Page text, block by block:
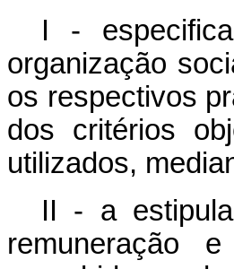
I -
organização
os respectivos
dos critérios
utilizados,
II - a
remuneração